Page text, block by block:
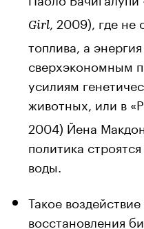
Girl , 2009), где
топлива, а
сверхэкономным
усилиям
животных, или в
2004) Йена
политика
воды.
Такое
восстановления